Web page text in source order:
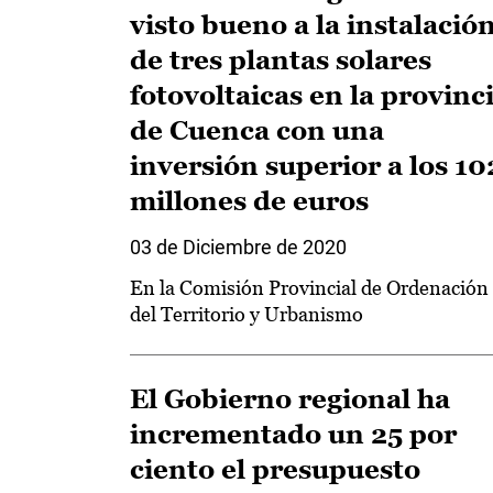
visto bueno a la
de tres plantas solares
fotovoltaicas en la
de Cuenca con una
inversión superior a los
millones de euros
03 de Diciembre de 2020
En la Comisión Provincial de Ordenación
del Territorio y Urbanismo
El Gobierno regional ha
incrementado un 25 por
ciento el presupuesto